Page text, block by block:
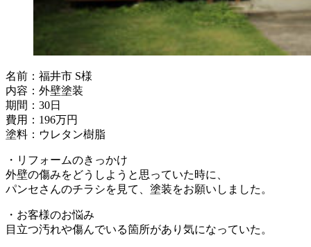
名前：福井市 S様
内容：外壁塗装
期間：30日
費用：196万円
塗料：ウレタン樹脂
・リフォームのきっかけ
外壁の傷みをどうしようと思っていた時に、
パンセさんのチラシを見て、塗装をお願いしました。
・お客様のお悩み
目立つ汚れや傷んでいる箇所があり気になっていた。